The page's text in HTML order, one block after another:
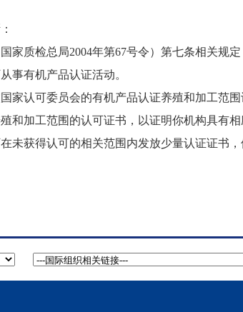
质检总局2004年第67号令）第七条相关规
事有机产品认证活动。
认可委员会的有机产品认证养殖和加工范围
和加工范围的认可证书，以证明你机构具有
未获得认可的相关范围内发放少量认证证书